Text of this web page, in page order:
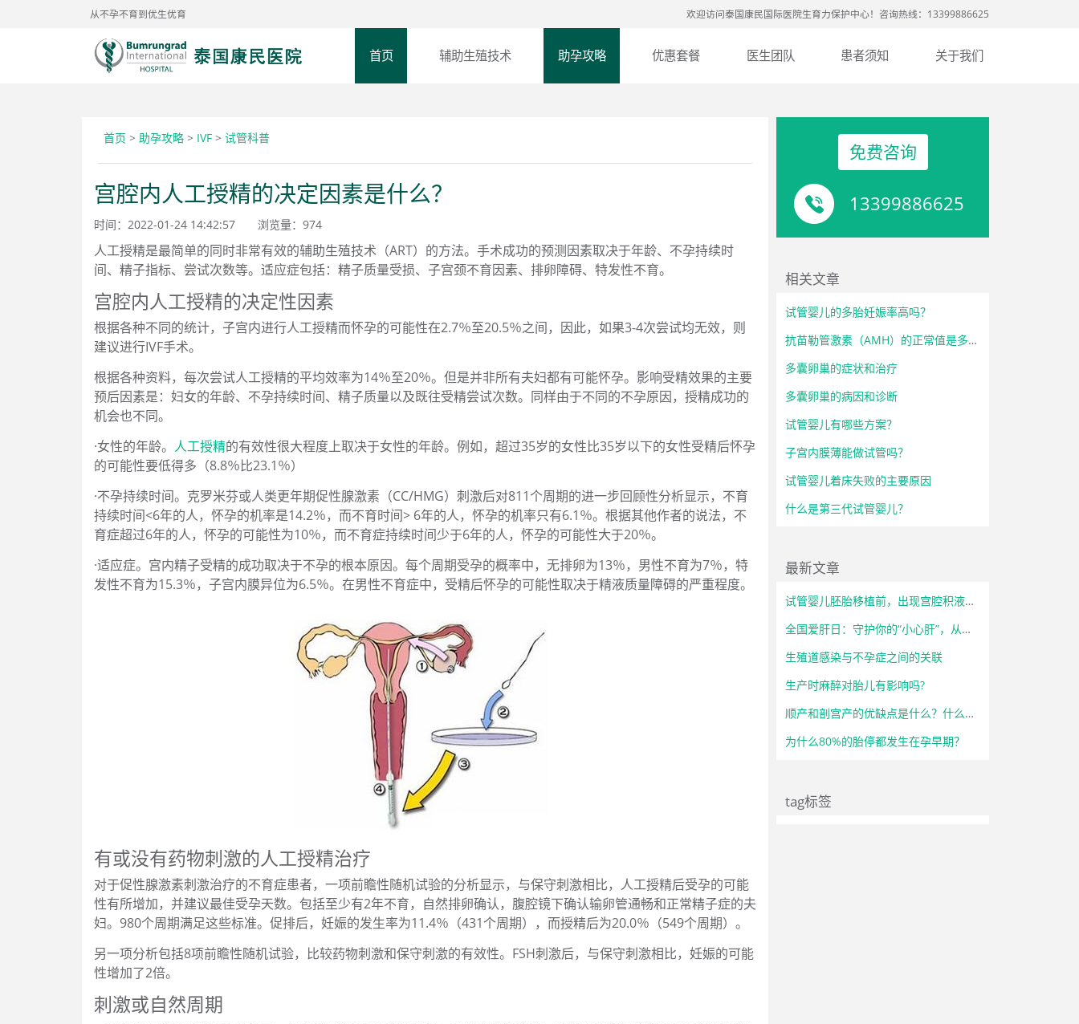
从不孕不育到优生优育 欢迎访问泰国康民国际医院生育力保护中心！咨询热线：13399886625
首页 辅助生殖技术 助孕攻略 优惠套餐 医生团队 患者须知 关于我们
首页 > 助孕攻略 > IVF > 试管科普
宫腔内人工授精的决定因素是什么？
时间：2022-01-24 14:42:57 浏览量： 974
人工授精是最简单的同时非常有效的辅助生殖技术（ART）的方法。手术成功的预测因素取决于年龄、不孕持续时
间、精子指标、尝试次数等。适应症包括：精子质量受损、子宫颈不育因素、排卵障碍、特发性不育。
宫腔内人工授精的决定性因素
根据各种不同的统计，子宫内进行人工授精而怀孕的可能性在2.7％至20.5％之间，因此，如果3-4次尝试均无效，则
建议进行IVF手术。
根据各种资料，每次尝试人工授精的平均效率为14％至20％。但是并非所有夫妇都有可能怀孕。影响受精效果的主要
预后因素是：妇女的年龄、不孕持续时间、精子质量以及既往受精尝试次数。同样由于不同的不孕原因，授精成功的
机会也不同。
·女性的年龄。 人工授精的有效性很大程度上取决于女性的年龄。例如，超过35岁的女性比35岁以下的女性受精后怀孕
的可能性要低得多（8.8％比23.1％）
·不孕持续时间。克罗米芬或人类更年期促性腺激素（CC/HMG）刺激后对811个周期的进一步回顾性分析显示，不育
持续时间<6年的人，怀孕的机率是14.2％，而不育时间> 6年的人，怀孕的机率只有6.1％。根据其他作者的说法，不
育症超过6年的人，怀孕的可能性为10％，而不育症持续时间少于6年的人，怀孕的可能性大于20％。
·适应症。宫内精子受精的成功取决于不孕的根本原因。每个周期受孕的概率中，无排卵为13％，男性不育为7％，特
发性不育为15.3％，子宫内膜异位为6.5％。在男性不育症中，受精后怀孕的可能性取决于精液质量障碍的严重程度。
有或没有药物刺激的人工授精治疗
对于促性腺激素刺激治疗的不育症患者，一项前瞻性随机试验的分析显示，与保守刺激相比，人工授精后受孕的可能
性有所增加，并建议最佳受孕天数。包括至少有2年不育，自然排卵确认，腹腔镜下确认输卵管通畅和正常精子症的夫
妇。980个周期满足这些标准。促排后，妊娠的发生率为11.4％（431个周期），而授精后为20.0％（549个周期）。
另一项分析包括8项前瞻性随机试验，比较药物刺激和保守刺激的有效性。FSH刺激后，与保守刺激相比，妊娠的可能
性增加了2倍。
刺激或自然周期
免费咨询
13399886625
相关文章
试管婴儿的多胎妊娠率高吗？
抗苗勒管激素（AMH）的正常值是多少？
多囊卵巢的症状和治疗
多囊卵巢的病因和诊断
试管婴儿有哪些方案？
子宫内膜薄能做试管吗？
试管婴儿着床失败的主要原因
什么是第三代试管婴儿？
最新文章
试管婴儿胚胎移植前，出现宫腔积液怎么办？
全国爱肝日：守护你的“小心肝”，从了解开始！
生殖道感染与不孕症之间的关联
生产时麻醉对胎儿有影响吗?
顺产和剖宫产的优缺点是什么？什么情况下必须选择剖宫产？
为什么80%的胎停都发生在孕早期？
tag标签